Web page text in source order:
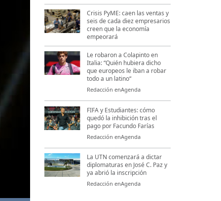
Crisis PyME: caen las ventas y
seis de cada diez empresarios
creen que la economía
empeorará
Le robaron a Colapinto en
Italia: “Quién hubiera dicho
que europeos le iban a robar
todo a un latino“
Redacción enAgenda
FIFA y Estudiantes: cómo
quedó la inhibición tras el
pago por Facundo Farías
Redacción enAgenda
La UTN comenzará a dictar
diplomaturas en José C. Paz y
ya abrió la inscripción
Redacción enAgenda